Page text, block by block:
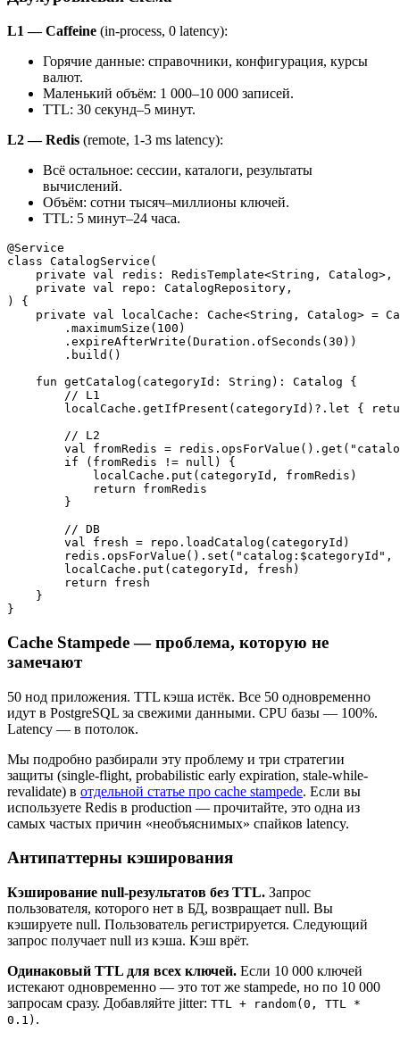
L1 — Caffeine (in-process, 0 latency):
Горячие данные: справочники, конфигурация, курсы
валют.
Маленький объём: 1 000–10 000 записей.
TTL: 30 секунд–5 минут.
L2 — Redis (remote, 1-3 ms latency):
Всё остальное: сессии, каталоги, результаты
вычислений.
Объём: сотни тысяч–миллионы ключей.
TTL: 5 минут–24 часа.
@Service
class CatalogService(
    private val redis: RedisTemplate<String, Catalog>,
    private val repo: CatalogRepository,
) {
private val localCache: Cache<String, Catalog> =
        .maximumSize(100)
        .expireAfterWrite(Duration.ofSeconds(30))
        .build()
    fun getCatalog(categoryId: String): Catalog {
        // L1
localCache.getIfPresent(categoryId)?.let {
        // L2
val fromRedis =
        if (fromRedis != null) {
            localCache.put(categoryId, fromRedis)
            return fromRedis
        }
        // DB
        val fresh = repo.loadCatalog(categoryId)
        localCache.put(categoryId, fresh)
        return fresh
    }
Cache Stampede — проблема, которую не
замечают
50 нод приложения. TTL кэша истёк. Все 50 одновременно
идут в PostgreSQL за свежими данными. CPU базы — 100%.
Latency — в потолок.
Мы подробно разбирали эту проблему и три стратегии
защиты (single-flight, probabilistic early expiration, stale-while-
revalidate) в отдельной статье про cache stampede. Если вы
используете Redis в production — прочитайте, это одна из
самых частых причин «необъяснимых» спайков latency.
Антипаттерны кэширования
Кэширование null-результатов без TTL. Запрос
пользователя, которого нет в БД, возвращает null. Вы
кэшируете null. Пользователь регистрируется. Следующий
запрос получает null из кэша. Кэш врёт.
Одинаковый TTL для всех ключей. Если 10 000 ключей
истекают одновременно — это тот же stampede, но по 10 000
запросам сразу. Добавляйте jitter: TTL + random(0, TTL *
0.1) .